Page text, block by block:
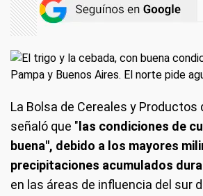
La Bolsa de Cereales y Productos
señaló que " las condiciones de
buena", debido a los mayores
precipitaciones acumulados
en las áreas de influencia del sur